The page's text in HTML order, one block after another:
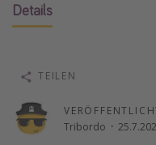
Alle Reisethemen
Disneyland Paris
Wochenendtrip
Details
Tribordo ·
TEILEN